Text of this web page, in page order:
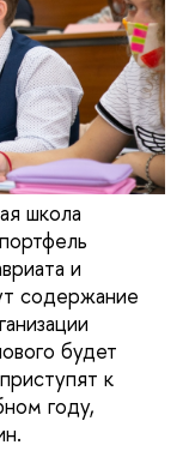
школа
и
содержание
будет
к
году,